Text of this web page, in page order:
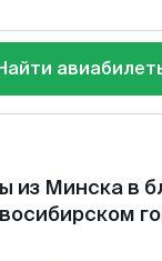
из Минска в